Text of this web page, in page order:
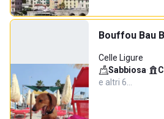
Bouffou Bau
Celle Ligure
Sabbiosa·
e altri 6…